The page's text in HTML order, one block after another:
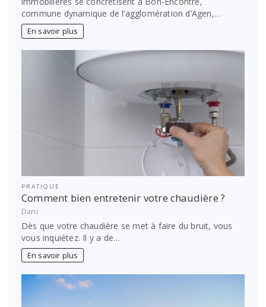
commune dynamique de l’agglomération d’Agen,…
En savoir plus
PRATIQUE
Comment bien entretenir votre chaudière ?
Dani
Dès que votre chaudière se met à faire du bruit, vous
vous inquiétez. Il y a de…
En savoir plus